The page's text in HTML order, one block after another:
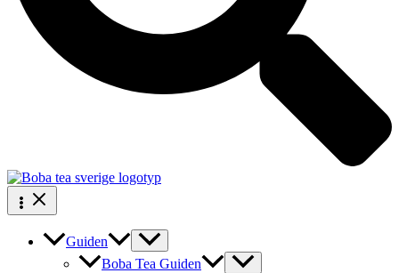
Guiden
Boba Tea Guiden